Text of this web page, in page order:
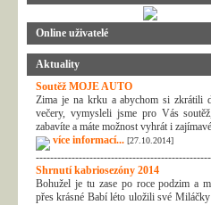
Online uživatelé
Aktuality
Soutěž MOJE AUTO
Zima je na krku a abychom si zkrátili
večery, vymysleli jsme pro Vás
zabavíte a máte možnost vyhrát i
více informací... [27.10.2014]
Shrnutí kabriosezóny 2014
Bohužel je tu zase po roce podzim a
přes krásné Babí léto uložili své